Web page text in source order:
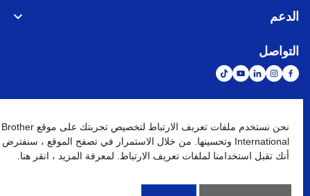
الدعم
التواصل
الشبكة العالمية
نهج الخصوصية شروط الإستخدام خريطة الموقع الإنتقال إلى الموقع العالمي
كافة الحقوق محفوظة. BROTHER INTERNATIONAL (GULF) FZE
نحن نستخدم ملفات تعريف الارتباط لتخصيص تجربتك على موقع Brother
International وتحسينها. من خلال الاستمرار في تصفح الموقع ، سنفترض
أنك تقبل استخدامنا لملفات تعريف الارتباط. لمعرفة المزيد ، انقر هنا.